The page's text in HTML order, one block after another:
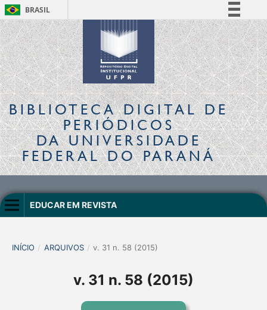
BRASIL
Simplifique!
Comunica BR
Participe
Acesso à informação
Legislação
Canais
BIBLIOTECA DIGITALDE
PERIÓDICOS
DA UNIVERSIDADE
FEDERAL DO PARANÁ
EDUCAR EM REVISTA
INÍCIO / ARQUIVOS / v. 31 n. 58 (2015)
v. 31 n. 58 (2015)